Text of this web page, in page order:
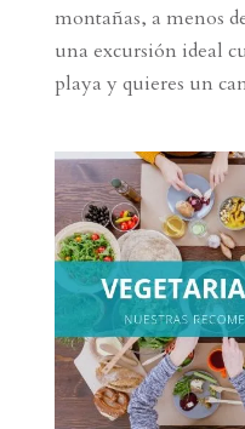
montañas, a menos
una excursión ideal
playa y quieres un